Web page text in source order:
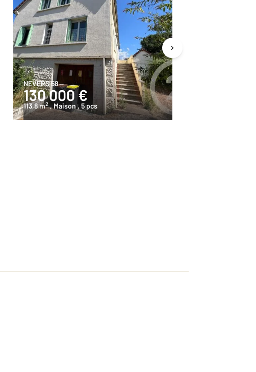
NEVERS 58
130 000 €
113,8 m2 , Maison , 5 pcs